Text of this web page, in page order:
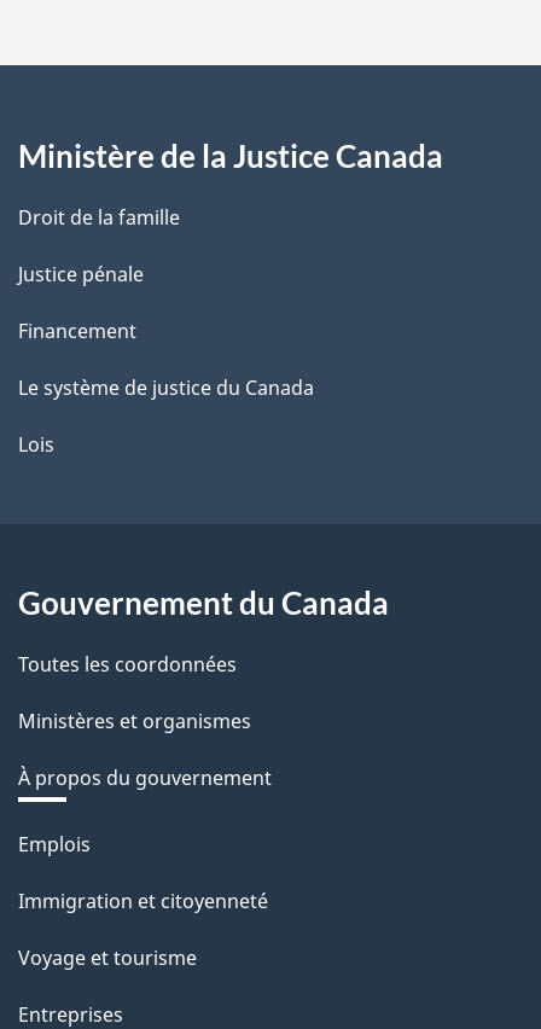
a
e
Ministère de la Justice Canada
Droit de la famille
Justice pénale
Financement
Le système de justice du Canada
Lois
Gouvernement du Canada
Toutes les coordonnées
Ministères et organismes
À propos du gouvernement
Thèmes
sujets
Emplois
Immigration et citoyenneté
Voyage et tourisme
Entreprises